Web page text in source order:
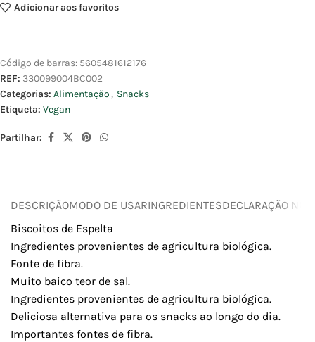
Adicionar aos favoritos
Código de barras: 5605481612176
REF: 330099004BC002
Categorias: Alimentação , Snacks
Etiqueta: Vegan
Partilhar:
DESCRIÇÃOMODO DE USARINGREDIENTESDECLARAÇÃO
Biscoitos de Espelta
Ingredientes provenientes de agricultura biológica.
Fonte de fibra.
Muito baico teor de sal.
Ingredientes provenientes de agricultura biológica.
Deliciosa alternativa para os snacks ao longo do dia.
Importantes fontes de fibra.